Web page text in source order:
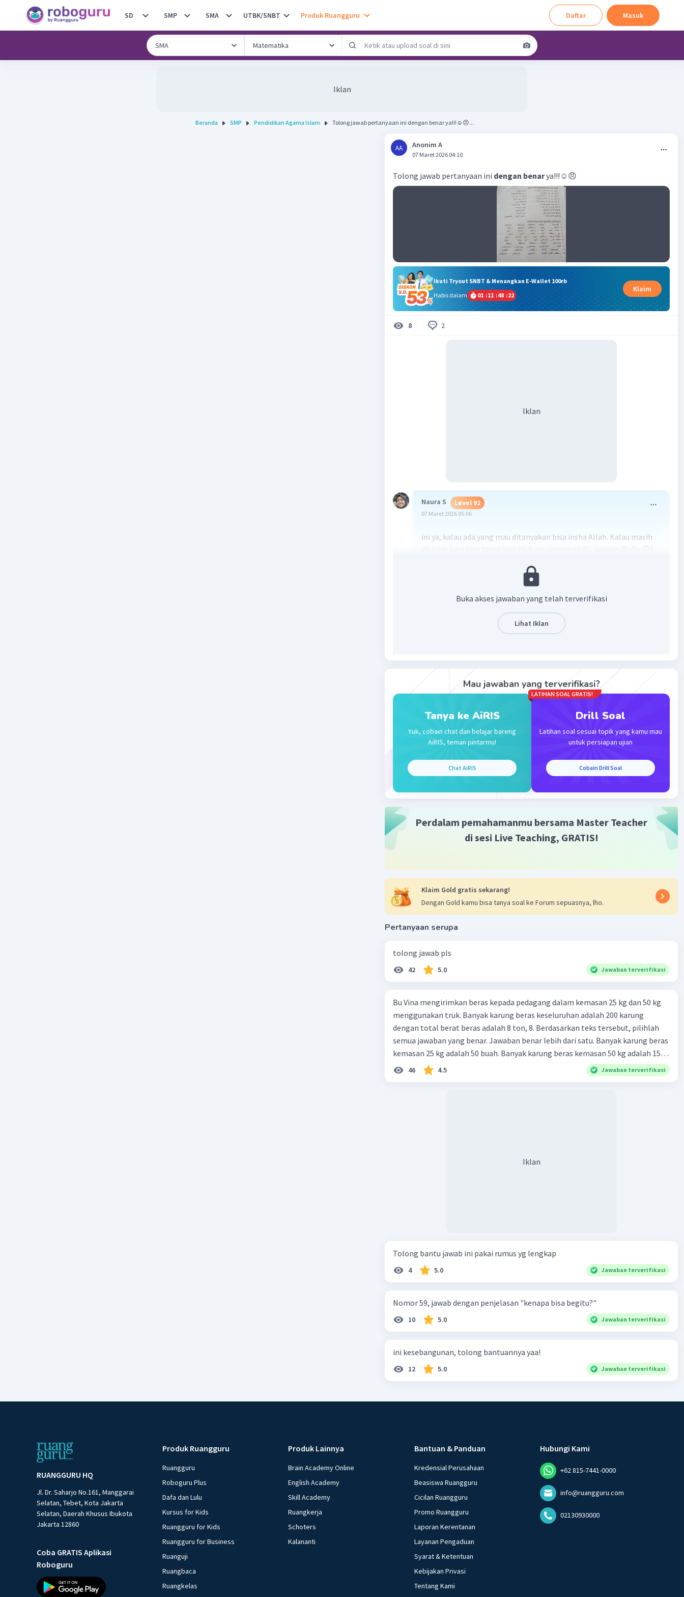
SD SMP SMA UTBK/SNBT Produk Ruangguru Daftar Masuk
Iklan
Beranda SMP Pendidikan Agama Islam Tolong jawab pertanyaan ini dengan benar ya!!!☺️😠...
AA Anonim A
07 Maret 2026 04:10
Tolong jawab pertanyaan ini dengan benarya!!!☺️😠
Ikuti Tryout SNBT & Menangkan E-Wallet 100rb
Habis dalam
01 :11 :48 :21
Klaim
8 2
Iklan
Naura S Level 92
07 Maret 2026 05:06
ini ya, kalau ada yang mau ditanyakan bisa insha Allah. Kalau masih
Fatimatuz . Level 100
07 Maret 2026 05:31
— Tampilkan 1 balasan lainnya
Iklan
Buka akses jawaban yang telah terverifikasi
Lihat Iklan
Mau jawaban yang terverifikasi?
Tanya ke AiRIS
Yuk, cobain chat dan belajar bareng
AiRIS, teman pintarmu!
Chat AiRIS
LATIHAN SOAL GRATIS!
Drill Soal
Latihan soal sesuai topik yang kamu mau
untuk persiapan ujian
Cobain Drill Soal
Perdalam pemahamanmu bersama Master Teacher
di sesi Live Teaching, GRATIS!
Klaim Gold gratis sekarang!
Dengan Gold kamu bisa tanya soal ke Forum sepuasnya, lho.
Pertanyaan serupa
tolong jawab pls
42 5.0 Jawaban terverifikasi
Bu Vina mengirimkan beras kepada pedagang dalam kemasan 25 kg dan 50 kg
menggunakan truk. Banyak karung beras keseluruhan adalah 200 karung
dengan total berat beras adalah 8 ton, 8. Berdasarkan teks tersebut, pilihlah
semua jawaban yang benar. Jawaban benar lebih dari satu. Banyak karung beras
kemasan 25 kg adalah 50 buah. Banyak karung beras kemasan 50 kg adalah 150
buah. Total berat beras dalam kemasan 25 kg adalah 2 ton. Perbandingan berat
beras kemasan 25 kg dan 50 kg dalam truk adalah 1: 3. 9. Berdasarkan teks
46 4.5 Jawaban terverifikasi
Iklan
Tolong bantu jawab ini pakai rumus yg lengkap
4 5.0 Jawaban terverifikasi
Nomor 59, jawab dengan penjelasan "kenapa bisa begitu?"
10 5.0 Jawaban terverifikasi
ini kesebangunan, tolong bantuannya yaa!
12 5.0 Jawaban terverifikasi
RUANGGURU HQ
Jl. Dr. Saharjo No.161, Manggarai
Selatan, Tebet, Kota Jakarta
Selatan, Daerah Khusus Ibukota
Jakarta 12860
Coba GRATIS Aplikasi
Roboguru
Produk Ruangguru
Ruangguru
Roboguru Plus
Dafa dan Lulu
Kursus for Kids
Ruangguru for Kids
Ruangguru for Business
Ruanguji
Ruangbaca
Ruangkelas
Produk Lainnya
Brain Academy Online
English Academy
Skill Academy
Ruangkerja
Schoters
Kalananti
Bantuan & Panduan
Kredensial Perusahaan
Beasiswa Ruangguru
Cicilan Ruangguru
Promo Ruangguru
Laporan Kerentanan
Layanan Pengaduan
Syarat & Ketentuan
Kebijakan Privasi
Tentang Kami
Hubungi Kami
+62 815-7441-0000
info@ruangguru.com
02130930000